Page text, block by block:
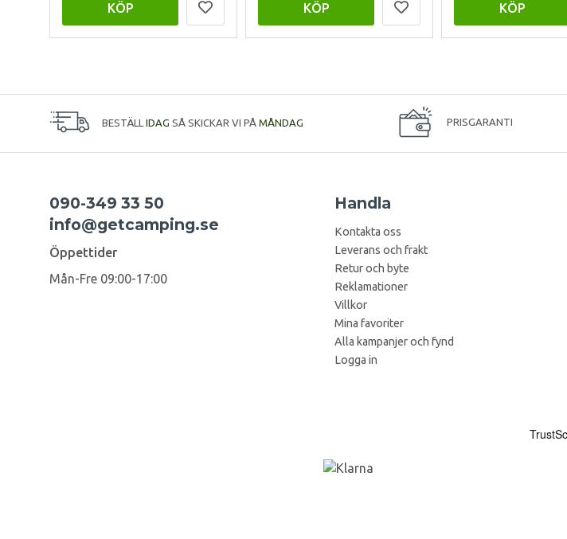
KÖP KÖP KÖP
BESTÄLL IDAG SÅ SKICKAR VI PÅ MÅNDAG PRISGARANTI
090-349 33 50
info@getcamping.se
Öppettider
Mån-Fre 09:00-17:00
Handla
Kontakta oss
Leverans och frakt
Retur och byte
Reklamationer
Villkor
Mina favoriter
Alla kampanjer och fynd
Logga in